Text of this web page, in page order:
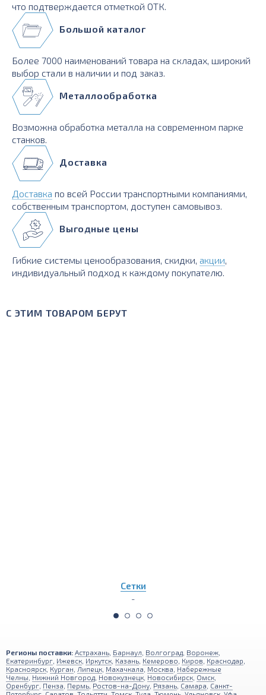
что подтверждается отметкой ОТК.
Большой каталог
Более 7000 наименований товара на складах, широкий
выбор стали в наличии и под заказ.
Металлообработка
Возможна обработка металла на современном парке
станков.
Доставка
Доставка по всей России транспортными компаниями,
собственным транспортом, доступен самовывоз.
Выгодные цены
Гибкие системы ценообразования, скидки, акции,
индивидуальный подход к каждому покупателю.
С ЭТИМ ТОВАРОМ БЕРУТ
Регионы поставки: Астрахань Барнаул Волгоград Воронеж
Екатеринбург Ижевск Иркутск Казань Кемерово Киров Краснодар
Красноярск Курган Липецк Махачкала Москва Набережные
Челны Нижний Новгород Новокузнецк Новосибирск Омск
Оренбург Пенза Пермь Ростов-на-Дону Рязань Самара Санкт-